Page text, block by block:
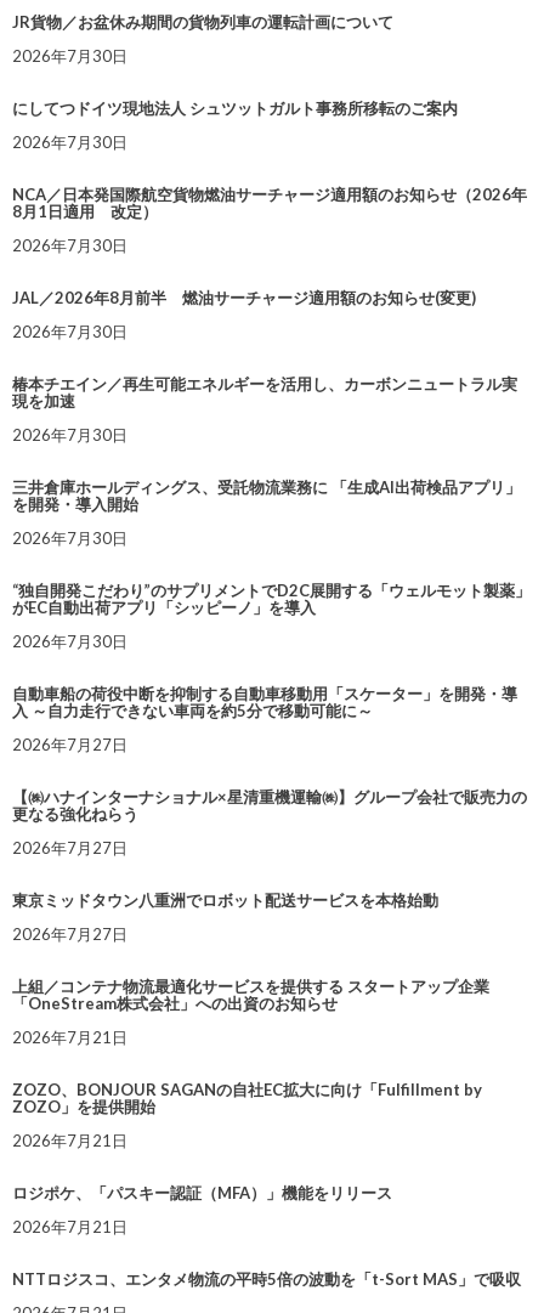
JR貨物／お盆休み期間の貨物列車の運転計画について
2026年7月30日
にしてつドイツ現地法人 シュツットガルト事務所移転のご案内
2026年7月30日
NCA／日本発国際航空貨物燃油サーチャージ適用額のお知らせ（2026年
8月1日適用 改定）
2026年7月30日
JAL／2026年8月前半 燃油サーチャージ適用額のお知らせ(変更)
2026年7月30日
椿本チエイン／再生可能エネルギーを活用し、カーボンニュートラル実
現を加速
2026年7月30日
三井倉庫ホールディングス、受託物流業務に 「生成AI出荷検品アプリ」
を開発・導入開始
2026年7月30日
“独自開発こだわり”のサプリメントでD2C展開する「ウェルモット製薬」
がEC自動出荷アプリ「シッピーノ」を導入
2026年7月30日
自動車船の荷役中断を抑制する自動車移動用「スケーター」を開発・導
入 ～自力走行できない車両を約5分で移動可能に～
2026年7月27日
【㈱ハナインターナショナル×星清重機運輸㈱】グループ会社で販売力の
更なる強化ねらう
2026年7月27日
東京ミッドタウン八重洲でロボット配送サービスを本格始動
2026年7月27日
上組／コンテナ物流最適化サービスを提供する スタートアップ企業
「OneStream株式会社」への出資のお知らせ
2026年7月21日
ZOZO、BONJOUR SAGANの自社EC拡大に向け「Fulfillment by
ZOZO」を提供開始
2026年7月21日
ロジポケ、「パスキー認証（MFA）」機能をリリース
2026年7月21日
NTTロジスコ、エンタメ物流の平時5倍の波動を「t-Sort MAS」で吸収